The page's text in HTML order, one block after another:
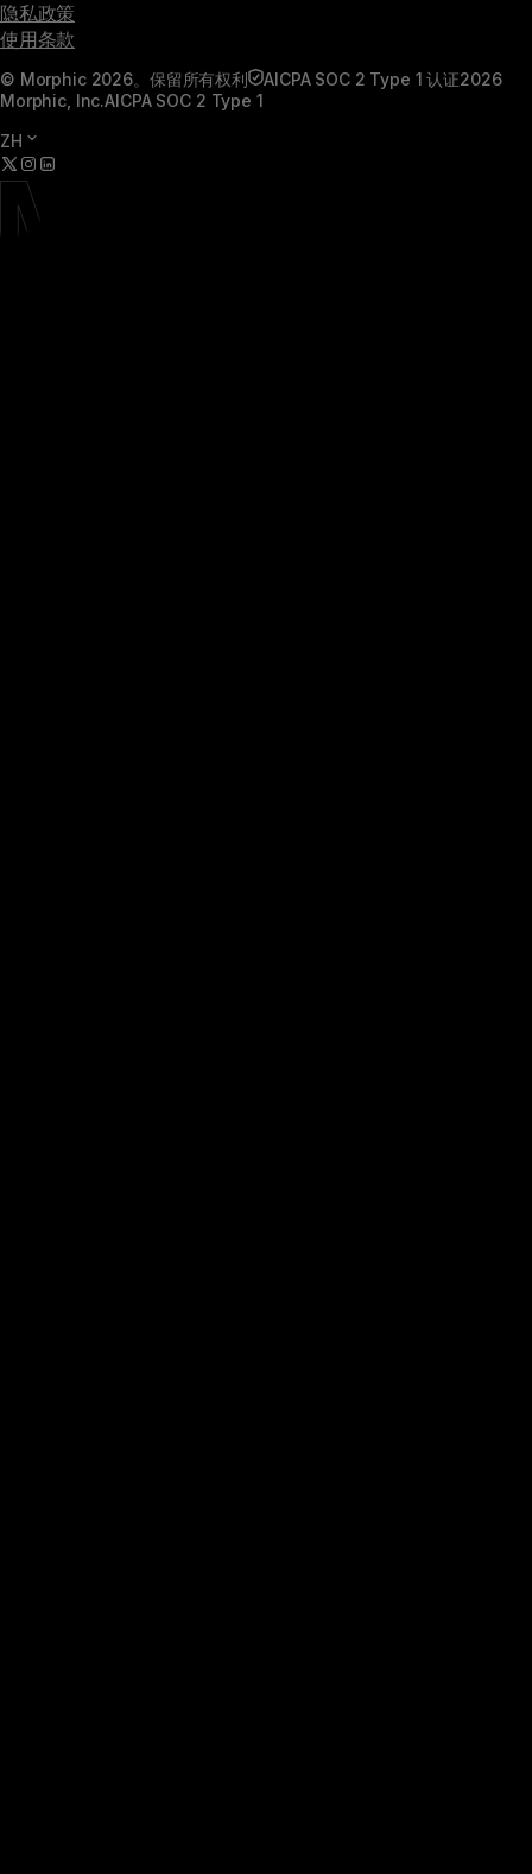
隐私政策
使用条款
© Morphic 2026。保留所有权利 AICPA SOC 2 Type 1 认证2026
Morphic, Inc.AICPA SOC 2 Type 1
ZH